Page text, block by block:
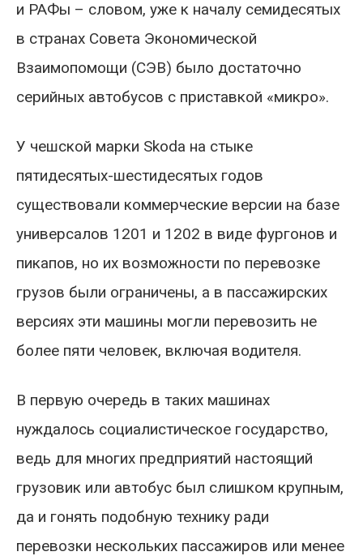
и РАФы – словом, уже к началу семидесятых
в странах Совета Экономической
Взаимопомощи (СЭВ) было достаточно
серийных автобусов с приставкой «микро».
У чешской марки Skoda на стыке
пятидесятых-шестидесятых годов
существовали коммерческие версии на базе
универсалов 1201 и 1202 в виде фургонов и
пикапов, но их возможности по перевозке
грузов были ограничены, а в пассажирских
версиях эти машины могли перевозить не
более пяти человек, включая водителя.
В первую очередь в таких машинах
нуждалось социалистическое государство,
ведь для многих предприятий настоящий
грузовик или автобус был слишком крупным,
да и гонять подобную технику ради
перевозки нескольких пассажиров или менее